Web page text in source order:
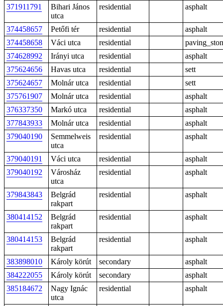
371911791
Bihari János
utca
residential asphalt
374458657 Petőfi tér residential
asphalt
374458658
Váci utca residential
374628992
Irányi utca residential
asphalt
375624656
Havas utca residential
sett
375624657
Molnár utca residential
sett
375761907
Molnár utca residential
asphalt
376337350
Markó utca residential
asphalt
377843933
Molnár utca residential
asphalt
379040190
Semmelweis
utca
residential asphalt
379040191 Váci utca residential
asphalt
379040192
Városház
utca
residential asphalt
379843843
Belgrád
rakpart
residential asphalt
380414152
Belgrád
rakpart
residential asphalt
380414153
Belgrád
rakpart
residential asphalt
383898010 Károly körút secondary
asphalt
384222055
Károly körút secondary
asphalt
385184672
Nagy Ignác
utca
residential asphalt